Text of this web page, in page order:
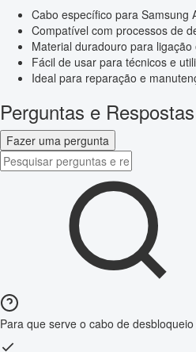
Cabo específico para Samsung
Compatível com processos de
Material duradouro para ligação
Fácil de usar para técnicos e
Ideal para reparação e
Perguntas e
Fazer uma pergunta
Para que serve o cabo de